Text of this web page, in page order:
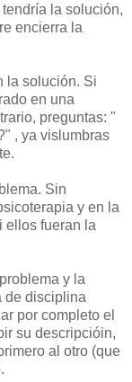
la solución,
encierra la
la solución. Si
en una
preguntas: "
, ya vislumbras
Sin
y en la
ellos fueran la
y la
de disciplina
por completo el
su descripcióin,
al otro (que